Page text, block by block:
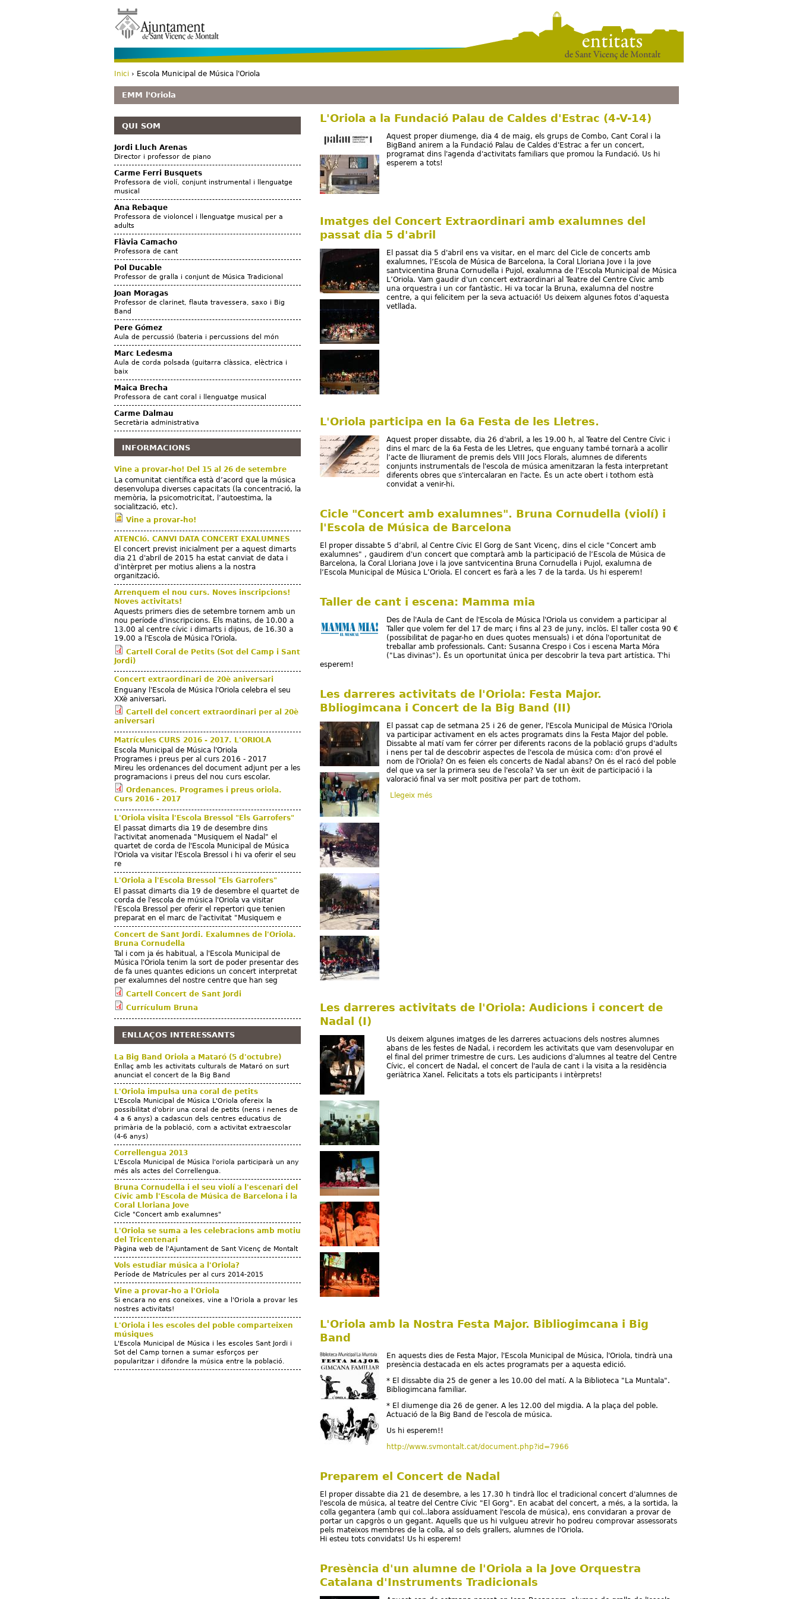
EMM l'Oriola
QUI SOM
Jordi Lluch Arenas
Director i professor de piano
Carme Ferri Busquets
Professora de violí, conjunt instrumental i llenguatge
musical
Ana Rebaque
Professora de violoncel i llenguatge musical per a
adults
Flàvia Camacho
Professora de cant
Pol Ducable
Professor de gralla i conjunt de Música Tradicional
Joan Moragas
Professor de clarinet, flauta travessera, saxo i Big
Band
Pere Gómez
Aula de percussió (bateria i percussions del món
Marc Ledesma
Aula de corda polsada (guitarra clàssica, elèctrica i
baix
Maica Brecha
Professora de cant coral i llenguatge musical
Carme Dalmau
Secretària administrativa
INFORMACIONS
Vine a provar-ho! Del 15 al 26 de setembre
La comunitat científica està d’acord que la música
desenvolupa diverses capacitats (la concentració, la
memòria, la psicomotricitat, l’autoestima, la
socialització, etc).
Vine a provar-ho!
ATENCIó. CANVI DATA CONCERT EXALUMNES
El concert previst inicialment per a aquest dimarts
dia 21 d'abril de 2015 ha estat canviat de data i
d'intèrpret per motius aliens a la nostra
organització.
Arrenquem el nou curs. Noves inscripcions!
Noves activitats!
Aquests primers dies de setembre tornem amb un
nou període d'inscripcions. Els matins, de 10.00 a
13.00 al centre cívic i dimarts i dijous, de 16.30 a
19.00 a l'Escola de Música l'Oriola.
Cartell Coral de Petits (Sot del Camp i Sant
Jordi)
Concert extraordinari de 20è aniversari
Enguany l'Escola de Música l'Oriola celebra el seu
XXè aniversari.
Cartell del concert extraordinari per al 20è
aniversari
Matrícules CURS 2016 - 2017. L'ORIOLA
Escola Municipal de Música l'Oriola
Programes i preus per al curs 2016 - 2017
Mireu les ordenances del document adjunt per a les
programacions i preus del nou curs escolar.
Ordenances. Programes i preus oriola.
Curs 2016 - 2017
L'Oriola visita l'Escola Bressol "Els Garrofers"
El passat dimarts dia 19 de desembre dins
l'activitat anomenada "Musiquem el Nadal" el
quartet de corda de l'Escola Municipal de Música
l'Oriola va visitar l'Escola Bressol i hi va oferir el seu
re
L'Oriola a l'Escola Bressol "Els Garrofers"
El passat dimarts dia 19 de desembre el quartet de
corda de l'escola de música l'Oriola va visitar
l'Escola Bressol per oferir el repertori que tenien
preparat en el marc de l'activitat "Musiquem e
Concert de Sant Jordi. Exalumnes de l'Oriola.
Bruna Cornudella
Tal i com ja és habitual, a l'Escola Municipal de
Música l'Oriola tenim la sort de poder presentar des
de fa unes quantes edicions un concert interpretat
per exalumnes del nostre centre que han seg
Cartell Concert de Sant Jordi
Currículum Bruna
ENLLAÇOS INTERESSANTS
La Big Band Oriola a Mataró (5 d'octubre)
Enllaç amb les activitats culturals de Mataró on surt
anunciat el concert de la Big Band
L'Oriola impulsa una coral de petits
L'Escola Municipal de Música L'Oriola ofereix la
possibilitat d'obrir una coral de petits (nens i nenes de
4 a 6 anys) a cadascun dels centres educatius de
primària de la població, com a activitat extraescolar
(4-6 anys)
Correllengua 2013
L'Escola Municipal de Música l'oriola participarà un any
més als actes del Correllengua.
Bruna Cornudella i el seu violí a l'escenari del
Cívic amb l'Escola de Música de Barcelona i la
Coral Lloriana Jove
Cicle "Concert amb exalumnes"
L'Oriola se suma a les celebracions amb motiu
del Tricentenari
Pàgina web de l'Ajuntament de Sant Vicenç de Montalt
Vols estudiar música a l'Oriola?
Període de Matrícules per al curs 2014-2015
Vine a provar-ho a l'Oriola
Si encara no ens coneixes, vine a l'Oriola a provar les
nostres activitats!
L'Oriola i les escoles del poble comparteixen
músiques
L'Escola Municipal de Música i les escoles Sant Jordi i
Sot del Camp tornen a sumar esforços per
popularitzar i difondre la música entre la població.
L'Oriola a la Fundació Palau de Caldes d'Estrac (4-V-14)
Aquest proper diumenge, dia 4 de maig, els grups de Combo, Cant Coral i la
BigBand anirem a la Fundació Palau de Caldes d'Estrac a fer un concert,
programat dins l'agenda d'activitats familiars que promou la Fundació. Us hi
esperem a tots!
Imatges del Concert Extraordinari amb exalumnes del
passat dia 5 d'abril
El passat dia 5 d'abril ens va visitar, en el marc del Cicle de concerts amb
exalumnes, l’Escola de Música de Barcelona, la Coral Lloriana Jove i la jove
santvicentina Bruna Cornudella i Pujol, exalumna de l’Escola Municipal de Música
L’Oriola. Vam gaudir d'un concert extraordinari al Teatre del Centre Cívic amb
una orquestra i un cor fantàstic. Hi va tocar la Bruna, exalumna del nostre
centre, a qui felicitem per la seva actuació! Us deixem algunes fotos d'aquesta
vetllada.
L'Oriola participa en la 6a Festa de les Lletres.
Aquest proper dissabte, dia 26 d'abril, a les 19.00 h, al Teatre del Centre Cívic i
dins el marc de la 6a Festa de les Lletres, que enguany també tornarà a acollir
l’acte de lliurament de premis dels VIII Jocs Florals, alumnes de diferents
conjunts instrumentals de l'escola de música amenitzaran la festa interpretant
diferents obres que s'intercalaran en l'acte. És un acte obert i tothom està
convidat a venir-hi.
Cicle "Concert amb exalumnes". Bruna Cornudella (violí) i
l'Escola de Música de Barcelona
El proper dissabte 5 d’abril, al Centre Cívic El Gorg de Sant Vicenç, dins el cicle "Concert amb
exalumnes" , gaudirem d'un concert que comptarà amb la participació de l’Escola de Música de
Barcelona, la Coral Lloriana Jove i la jove santvicentina Bruna Cornudella i Pujol, exalumna de
l’Escola Municipal de Música L’Oriola. El concert es farà a les 7 de la tarda. Us hi esperem!
Taller de cant i escena: Mamma mia
Des de l'Aula de Cant de l'Escola de Música l'Oriola us convidem a participar al
Taller que volem fer del 17 de març i fins al 23 de juny, inclòs. El taller costa 90 €
(possibilitat de pagar-ho en dues quotes mensuals) i et dóna l'oportunitat de
treballar amb professionals. Cant: Susanna Crespo i Cos i escena Marta Móra
("Las divinas"). És un oportunitat única per descobrir la teva part artística. T'hi
esperem!
Les darreres activitats de l'Oriola: Festa Major.
Bbliogimcana i Concert de la Big Band (II)
El passat cap de setmana 25 i 26 de gener, l'Escola Municipal de Música l'Oriola
va participar activament en els actes programats dins la Festa Major del poble.
Dissabte al matí vam fer córrer per diferents racons de la població grups d'adults
i nens per tal de descobrir aspectes de l'escola de música com: d'on prové el
nom de l'Oriola? On es feien els concerts de Nadal abans? On és el racó del poble
del que va ser la primera seu de l'escola? Va ser un èxit de participació i la
valoració final va ser molt positiva per part de tothom.
Llegeix més
Les darreres activitats de l'Oriola: Audicions i concert de
Nadal (I)
Us deixem algunes imatges de les darreres actuacions dels nostres alumnes
abans de les festes de Nadal, i recordem les activitats que vam desenvolupar en
el final del primer trimestre de curs. Les audicions d'alumnes al teatre del Centre
Cívic, el concert de Nadal, el concert de l'aula de cant i la visita a la residència
geriàtrica Xanel. Felicitats a tots els participants i intèrprets!
L'Oriola amb la Nostra Festa Major. Bibliogimcana i Big
Band
En aquests dies de Festa Major, l'Escola Municipal de Música, l'Oriola, tindrà una
presència destacada en els actes programats per a aquesta edició.
* El dissabte dia 25 de gener a les 10.00 del matí. A la Biblioteca "La Muntala".
Bibliogimcana familiar.
* El diumenge dia 26 de gener. A les 12.00 del migdia. A la plaça del poble.
Actuació de la Big Band de l'escola de música.
Us hi esperem!!
http://www.svmontalt.cat/document.php?id=7966
Preparem el Concert de Nadal
El proper dissabte dia 21 de desembre, a les 17.30 h tindrà lloc el tradicional concert d'alumnes de
l'escola de música, al teatre del Centre Cívic "El Gorg". En acabat del concert, a més, a la sortida, la
colla gegantera (amb qui col..labora assíduament l'escola de música), ens convidaran a provar de
portar un capgròs o un gegant. Aquells que us hi vulgueu atrevir ho podreu comprovar assessorats
pels mateixos membres de la colla, al so dels grallers, alumnes de l'Oriola.
Hi esteu tots convidats! Us hi esperem!
Presència d'un alumne de l'Oriola a la Jove Orquestra
Catalana d'Instruments Tradicionals
Esteu aquí
Inici › Escola Municipal de Música l'Oriola